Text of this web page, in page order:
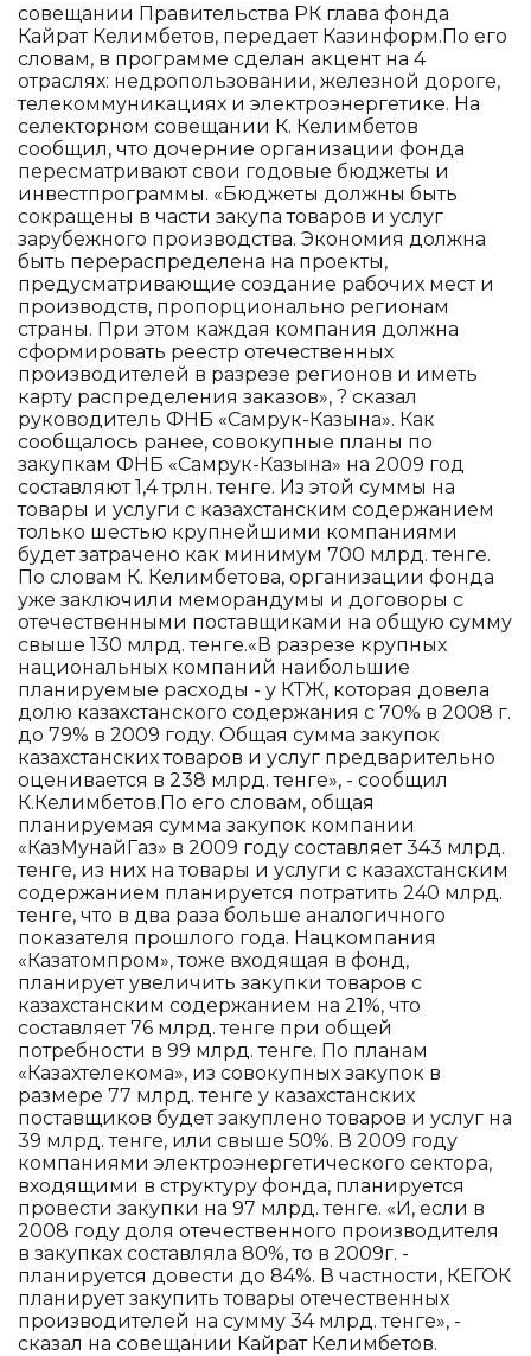
совещании Правительства РК глава фонда
Кайрат Келимбетов, передает Казинформ.По его
словам, в программе сделан акцент на 4
отраслях: недропользовании, железной дороге,
телекоммуникациях и электроэнергетике. На
селекторном совещании К. Келимбетов
сообщил, что дочерние организации фонда
пересматривают свои годовые бюджеты и
инвестпрограммы. «Бюджеты должны быть
сокращены в части закупа товаров и услуг
зарубежного производства. Экономия должна
быть перераспределена на проекты,
предусматривающие создание рабочих мест и
производств, пропорционально регионам
страны. При этом каждая компания должна
сформировать реестр отечественных
производителей в разрезе регионов и иметь
карту распределения заказов», ? сказал
руководитель ФНБ «Самрук-Казына». Как
сообщалось ранее, совокупные планы по
закупкам ФНБ «Самрук-Казына» на 2009 год
составляют 1,4 трлн. тенге. Из этой суммы на
товары и услуги с казахстанским содержанием
только шестью крупнейшими компаниями
будет затрачено как минимум 700 млрд. тенге.
По словам К. Келимбетова, организации фонда
уже заключили меморандумы и договоры с
отечественными поставщиками на общую сумму
свыше 130 млрд. тенге.«В разрезе крупных
национальных компаний наибольшие
планируемые расходы - у КТЖ, которая довела
долю казахстанского содержания с 70% в 2008 г.
до 79% в 2009 году. Общая сумма закупок
казахстанских товаров и услуг предварительно
оценивается в 238 млрд. тенге», - сообщил
К.Келимбетов.По его словам, общая
планируемая сумма закупок компании
«КазМунайГаз» в 2009 году составляет 343 млрд.
тенге, из них на товары и услуги с казахстанским
содержанием планируется потратить 240 млрд.
тенге, что в два раза больше аналогичного
показателя прошлого года. Нацкомпания
«Казатомпром», тоже входящая в фонд,
планирует увеличить закупки товаров с
казахстанским содержанием на 21%, что
составляет 76 млрд. тенге при общей
потребности в 99 млрд. тенге. По планам
«Казахтелекома», из совокупных закупок в
размере 77 млрд. тенге у казахстанских
поставщиков будет закуплено товаров и услуг на
39 млрд. тенге, или свыше 50%. В 2009 году
компаниями электроэнергетического сектора,
входящими в структуру фонда, планируется
провести закупки на 97 млрд. тенге. «И, если в
2008 году доля отечественного производителя
в закупках составляла 80%, то в 2009г. -
планируется довести до 84%. В частности, КЕГОК
планирует закупить товары отечественных
производителей на сумму 34 млрд. тенге», -
сказал на совещании Кайрат Келимбетов.